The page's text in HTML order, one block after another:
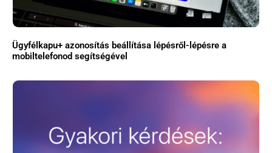
Ügyfélkapu+ azonosítás beállítása lépésről-lépésre a
mobiltelefonod segítségével